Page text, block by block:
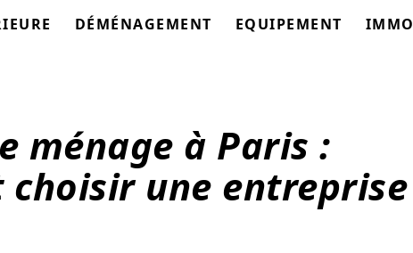
DÉMÉNAGEMENT EQUIPEMENT IMMO
ménage à Paris :
choisir une entreprise